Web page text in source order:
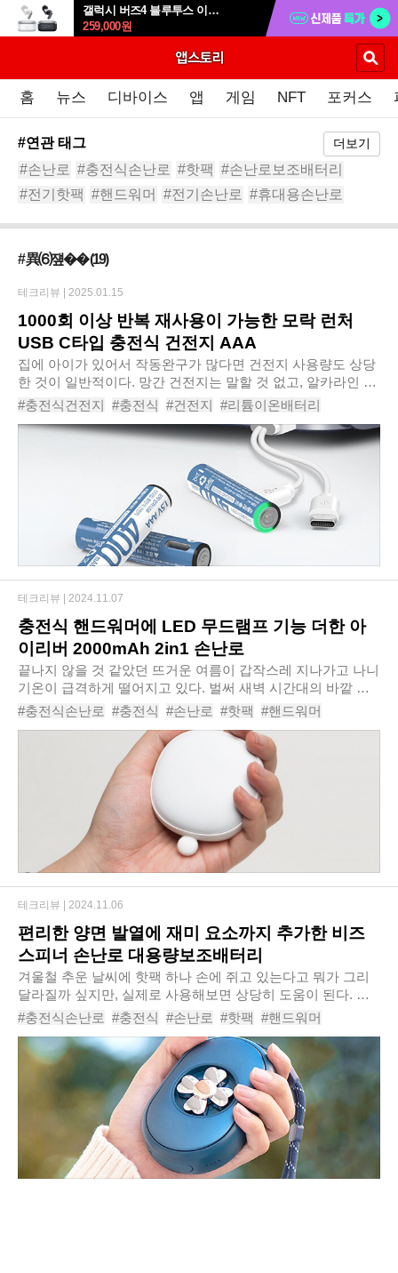
갤럭시 버즈4 블루투스 이어폰 SM-R540
259,000원
홈 뉴스 디바이스 앱 게임 NFT 포커스
#연관 태그 더보기
#손난로 #충전식손난로 #핫팩 #손난로보조배터리
#전기핫팩 #핸드워머 #전기손난로
#휴대용손난로
# 異⑹쟾��(19)
1000회 이상 반복 재사용이 가능한 모락 런처
USB C타입 충전식 건전지 AAA
집에 아이가 있어서 작동완구가 많다면 건전지 사용량도 상당
한 것이 일반적이다. 망간 건전지는 말할 것 없고, 알카라인 건
전지를 써도 얼마 지나지 않아 작동되지 않는다는 이야기에 건
전지를 교체해주다 보면 잔뜩 사두었..
#충전식건전지 #충전식 #건전지 #리튬이온배터리
#충전건전지 #리튬건전지 #USB건전지 #AAA충전지
#모락런처USBC타입충전
테크리뷰 | 2025.01.15
충전식 핸드워머에 LED 무드램프 기능 더한 아
이리버 2000mAh 2in1 손난로
끝나지 않을 것 같았던 뜨거운 여름이 갑작스레 지나가고 나니
기온이 급격하게 떨어지고 있다. 벌써 새벽 시간대의 바깥 공
기는 살짝 쌀쌀하기까지 하다. 손끝이 시린 계절이 바로 코앞
에 다가온 것이다. 야외에서 지내는..
#충전식손난로 #충전식 #손난로 #핫팩 #핸드워머
#발난로 #전기핫팩 #손찜질기 #전기손난로
#아이리버2000mAh2in1손난로
테크리뷰 | 2024.11.07
편리한 양면 발열에 재미 요소까지 추가한 비즈
스피너 손난로 대용량보조배터리
겨울철 추운 날씨에 핫팩 하나 손에 쥐고 있는다고 뭐가 그리
달라질까 싶지만, 실제로 사용해보면 상당히 도움이 된다. 하
지만 한 번 쓰면 버려야 하기 때문에 환경에도 좋지 않고, 비용
도 제법 들어간다. 비즈 스피너 손난..
#충전식손난로 #충전식 #손난로 #핫팩 #핸드워머
#발난로 #전기핫팩 #손찜질기 #손난로보조배터리
#비즈스피너손난로대용량보조배터리
테크리뷰 | 2024.11.06